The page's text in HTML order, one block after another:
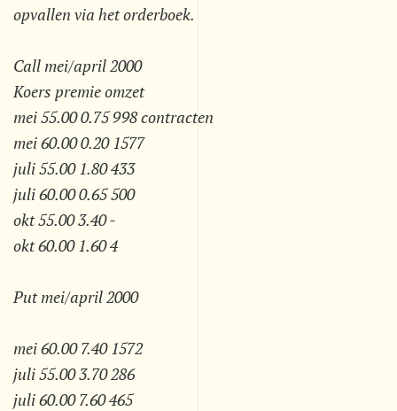
opvallen via het orderboek.
Call mei/april 2000
Koers premie omzet
mei 55.00 0.75 998 contracten
mei 60.00 0.20 1577
juli 55.00 1.80 433
juli 60.00 0.65 500
okt 55.00 3.40 -
okt 60.00 1.60 4
Put mei/april 2000
mei 60.00 7.40 1572
juli 55.00 3.70 286
juli 60.00 7.60 465